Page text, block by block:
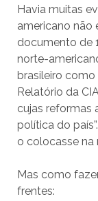
Havia muitas
americano não
documento de
norte-
brasileiro como
Relatório da
cujas reformas
política do
o colocasse na
Mas como
frentes: